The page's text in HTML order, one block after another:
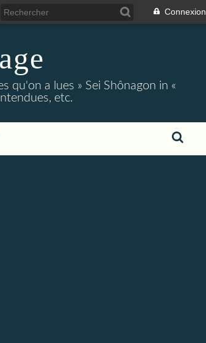
Connexion
qu'on a lues » Sei Shônagon in «
etc.